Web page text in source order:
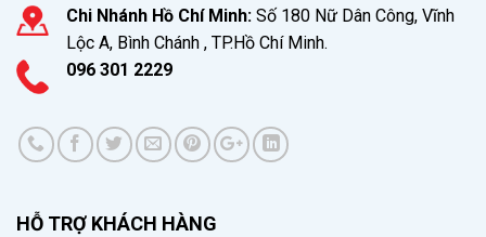
Chi Nhánh Hồ Chí Minh: Số 180 Nữ Dân Công, Vĩnh
Lộc A, Bình Chánh , TP.Hồ Chí Minh.
096 301 2229
HỖ TRỢ KHÁCH HÀNG